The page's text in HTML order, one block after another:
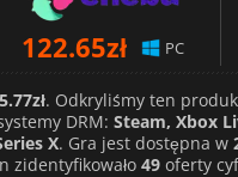
122.65zł PC
. Odkryliśmy ten
DRM: Steam, Xbox
X. Gra jest dostępna w
zidentyfikowało 49 oferty